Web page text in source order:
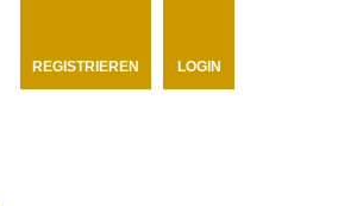
REGISTRIEREN LOGIN